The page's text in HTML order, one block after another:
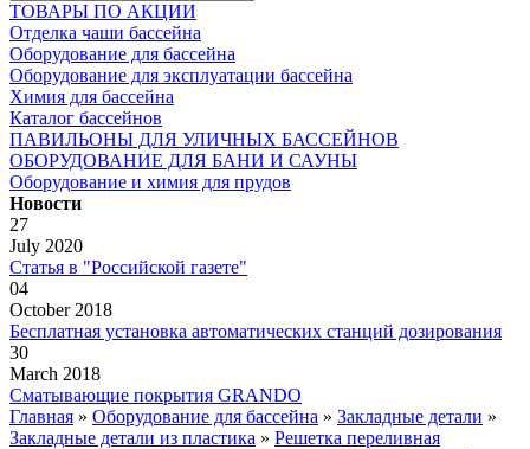
ТОВАРЫ ПО АКЦИИ
Отделка чаши бассейна
Оборудование для бассейна
Оборудование для эксплуатации бассейна
Химия для бассейна
Каталог бассейнов
ПАВИЛЬОНЫ ДЛЯ УЛИЧНЫХ БАССЕЙНОВ
ОБОРУДОВАНИЕ ДЛЯ БАНИ И САУНЫ
Оборудование и химия для прудов
Новости
27
July 2020
Статья в "Российской газете"
04
October 2018
Бесплатная установка автоматических станций дозирования
30
March 2018
Сматывающие покрытия GRANDO
Главная » Оборудование для бассейна » Закладные детали »
Закладные детали из пластика » Решетка переливная